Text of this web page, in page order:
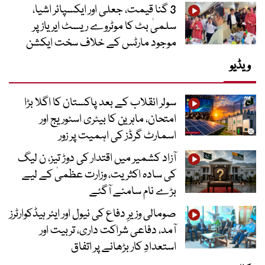
3 گنا قیمت، جعلی اور ایکسپائر اشیا،
سلمیٰ بٹ کا موٹروے ریسٹ ایریاز پر
موجود مارٹس کے خلاف سخت ایکشن
ویڈیو
سولر انقلاب کے بعد پاکستان کا اگلا بڑا
امتحان، ماہرین کا بیٹری اسٹوریج اور
اسمارٹ گرڈز کی اہمیت پر زور
آزاد کشمیر میں اقتدار کی دوڑ تیز، ن لیگ
کی سادہ اکثریت، وزارت عظمیٰ کے لیے
بڑے نام سامنے آگئے
صومالی وزیرِ دفاع کی نیول اور ایئر ہیڈکوارٹرز
آمد، دفاعی شراکت داری، تربیت اور
استعدادِ کار بڑھانے پر اتفاق